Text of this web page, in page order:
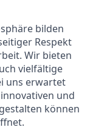
bilden
Respekt
Wir bieten
vielfältige
uns erwartet
und
können